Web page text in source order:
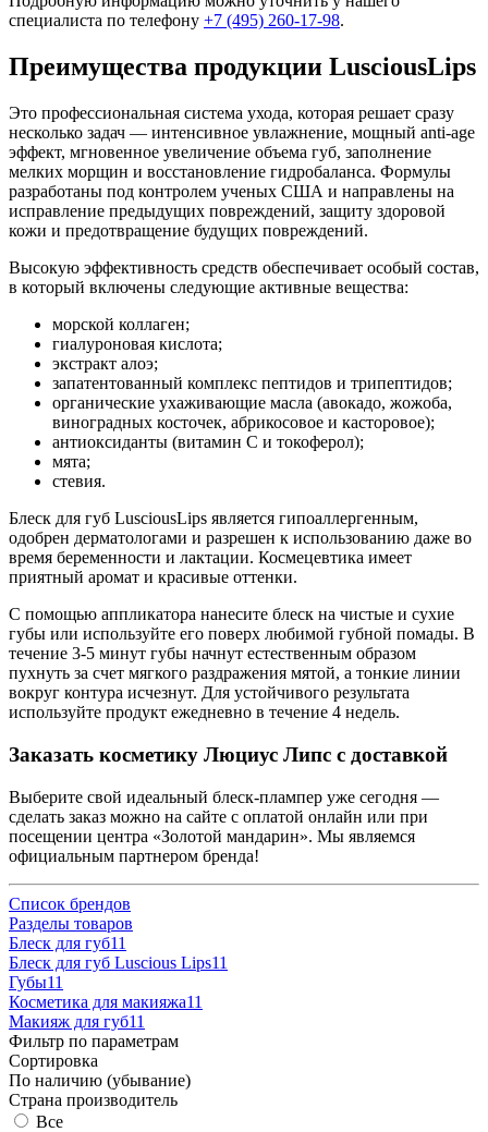
специалиста по телефону +7 (495) 260-17-98.
Преимущества продукции LusciousLips
Это профессиональная система ухода, которая решает сразу
несколько задач — интенсивное увлажнение, мощный anti-age
эффект, мгновенное увеличение объема губ, заполнение
мелких морщин и восстановление гидробаланса. Формулы
разработаны под контролем ученых США и направлены на
исправление предыдущих повреждений, защиту здоровой
кожи и предотвращение будущих повреждений.
Высокую эффективность средств обеспечивает особый состав,
в который включены следующие активные вещества:
морской коллаген;
гиалуроновая кислота;
экстракт алоэ;
запатентованный комплекс пептидов и трипептидов;
органические ухаживающие масла (авокадо, жожоба,
виноградных косточек, абрикосовое и касторовое);
антиоксиданты (витамин С и токоферол);
мята;
стевия.
Блеск для губ LusciousLips является гипоаллергенным,
одобрен дерматологами и разрешен к использованию даже во
время беременности и лактации. Космецевтика имеет
приятный аромат и красивые оттенки.
С помощью аппликатора нанесите блеск на чистые и сухие
губы или используйте его поверх любимой губной помады. В
течение 3-5 минут губы начнут естественным образом
пухнуть за счет мягкого раздражения мятой, а тонкие линии
вокруг контура исчезнут. Для устойчивого результата
используйте продукт ежедневно в течение 4 недель.
Заказать косметику Люциус Липс с доставкой
Выберите свой идеальный блеск-плампер уже сегодня —
сделать заказ можно на сайте с оплатой онлайн или при
посещении центра «Золотой мандарин». Мы являемся
официальным партнером бренда!
Список брендов
Разделы товаров
Блеск для губ11
Блеск для губ Luscious Lips11
Губы11
Косметика для макияжа11
Макияж для губ11
Фильтр по параметрам
Сортировка
По наличию (убывание)
Страна производитель
Все